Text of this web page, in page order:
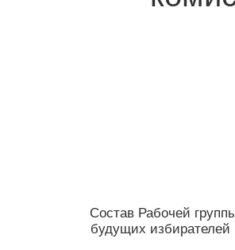
Состав Рабочей
будущих избирателей